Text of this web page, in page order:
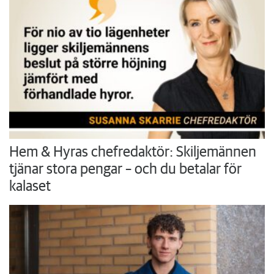
Hem & Hyras chefredaktör: Skiljemännen
tjänar stora pengar – och du betalar för
kalaset